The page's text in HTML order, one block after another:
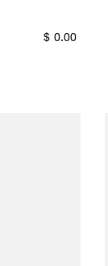
$ 0.00